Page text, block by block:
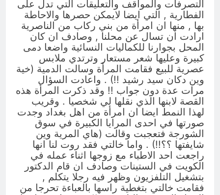
التصرفات والمواقف والتعليقات التي تدل على
الفطارية , التي ايضا لايمكن حصرها والاحاطة
بها , منها ان امرأة من بني ركاب من الناصرية
ارادت ان تسال عن محلنا , وصادف ان كان
المحل بجوارنا للكماليات النسائية واضعا دمى
كبيرة وعليها شعر مستعار وترتدي ملابس
عصرية للبيع فقامت المرأة وسالت الدمية (خية
وين دكان سيد رشيد !!) . واعادت السؤال
مرات عدة دون جواب !! وقد ذكرت المرأة هذه
القصة لابنها الذي نقلها لي شخصيا . وقريب
لهذا النمط ايضا ان امرأة من اهل بغداد وجدت
صورتها في احدى المرايا الكبيرة في سوق
الشورجة فتعجبت وقالت (هاي المرية وين
شايفتها ؟؟!!) . واما خالتي فقد روت لنا انها
راجعت احد الاطباء مع زوجها اثناء عمله في
الكويت في الستينات وصادف ان قام الدكتور
بتشغيل التلفزيون وظهر فيه رجلا يتكلم ,
فقامت خالتي بتغطية راسها بالعباءة تحرجا من